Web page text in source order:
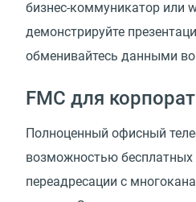
бизнес-коммуникатор или
демонстрируйте
обменивайтесь данными
FMC для
Полноценный офисный
возможностью бесплатных
переадресации с